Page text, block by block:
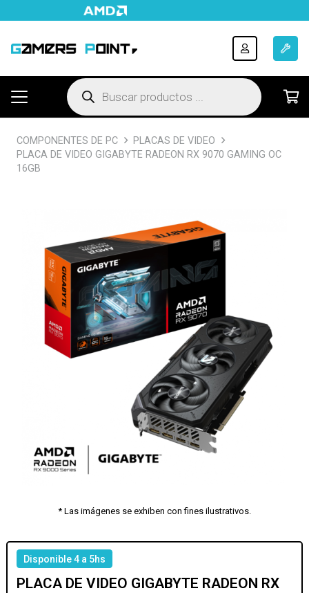
Búsqueda
de
productos
COMPONENTES DE PC
PLACAS DE VIDEO
PLACA DE VIDEO GIGABYTE RADEON RX 9070 GAMING OC
16GB
* Las imágenes se exhiben con fines ilustrativos.
Disponible 4 a 5hs
PLACA DE VIDEO GIGABYTE RADEON RX